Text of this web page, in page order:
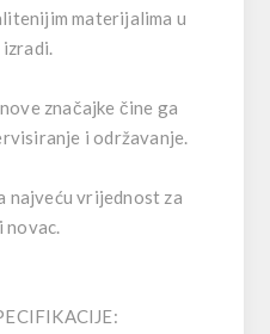
materijalima u
značajke čine ga
i održavanje.
najveću vrijednost za
novac.